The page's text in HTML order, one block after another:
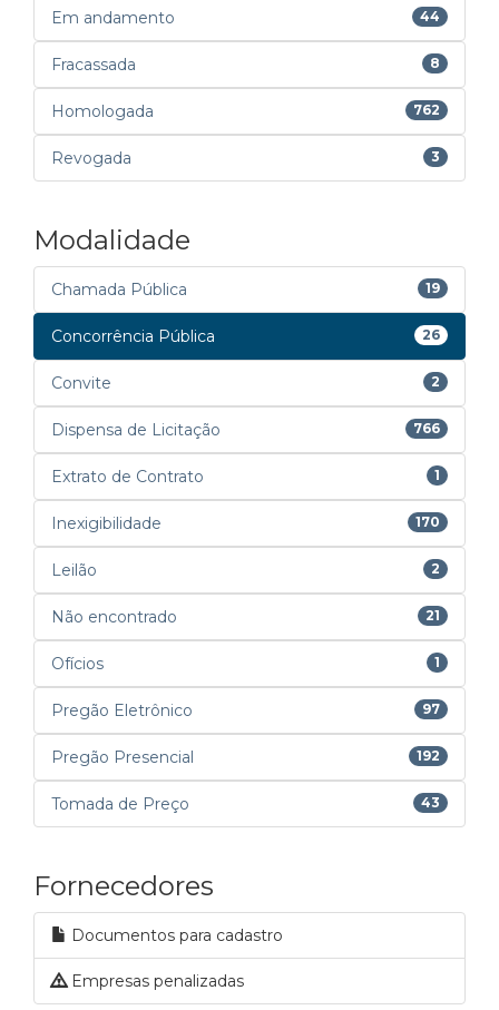
Em andamento 44
Fracassada 8
Homologada 762
Revogada 3
Modalidade
Chamada Pública 19
Concorrência Pública 26
Convite 2
Dispensa de Licitação 766
Extrato de Contrato 1
Inexigibilidade 170
Leilão 2
Não encontrado 21
Ofícios 1
Pregão Eletrônico 97
Pregão Presencial 192
Tomada de Preço 43
Fornecedores
Documentos para cadastro
Empresas penalizadas